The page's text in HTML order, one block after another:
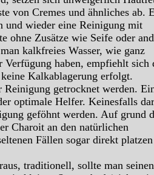
von Cremes und ähnliches ab.
und wieder eine Reinigung mit
ohne Zusätze wie Seife oder
kalkfreies Wasser, wie ganz
Verfügung haben, empfiehlt sich
Kalkablagerung erfolgt.
Reinigung getrocknet werden.
optimale Helfer. Keinesfalls
geföhnt werden. Auf grund
Charoit an den natürlichen
Fällen sogar direkt platzen
traditionell, sollte man seinen